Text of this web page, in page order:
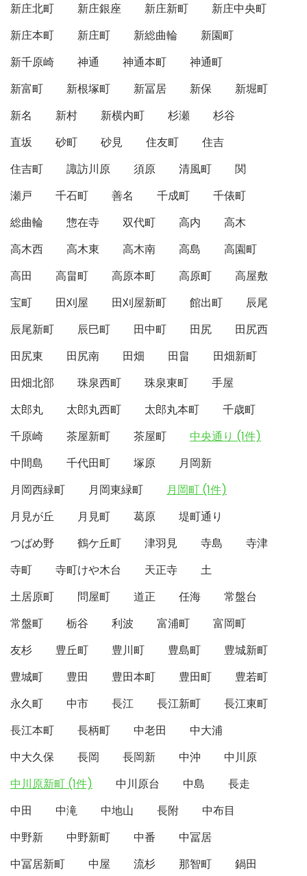
新庄北町
新庄銀座 新庄新町
新庄中央町
新庄本町
新庄町 新総曲輪
新園町
新千原崎
神通 神通本町
神通町
新富町
新根塚町 新冨居 新保
新堀町
新名
新村 新横内町 杉瀬
杉谷
直坂
砂町 砂見 住友町
住吉
住吉町
諏訪川原 須原 清風町
関
瀬戸
千石町 善名 千成町
千俵町
総曲輪
惣在寺 双代町 高内
高木
高木西
高木東 高木南 高島
高園町
高田
高畠町 高原本町 高原町
高屋敷
宝町
田刈屋 田刈屋新町 館出町
辰尾
辰尾新町
辰巳町 田中町 田尻
田尻西
田尻東
田尻南 田畑 田畠
田畑新町
田畑北部
珠泉西町 珠泉東町
手屋
太郎丸
太郎丸西町 太郎丸本町
千歳町
千原崎
茶屋新町 茶屋町
中央通り (1件)
中間島
千代田町 塚原
月岡新
月岡西緑町
月岡東緑町
月岡町 (1件)
月見が丘
月見町 葛原
堤町通り
つばめ野
鶴ケ丘町 津羽見 寺島
寺津
寺町
寺町けや木台 天正寺
土
土居原町
問屋町 道正 任海
常盤台
常盤町
栃谷 利波 富浦町
富岡町
友杉
豊丘町 豊川町 豊島町
豊城新町
豊城町
豊田 豊田本町 豊田町
豊若町
永久町
中市 長江 長江新町
長江東町
長江本町
長柄町 中老田
中大浦
中大久保
長岡 長岡新 中沖
中川原
中川原新町 (1件)
中川原台 中島
長走
中田
中滝 中地山 長附
中布目
中野新
中野新町 中番
中冨居
中冨居新町
中屋 流杉 那智町
鍋田